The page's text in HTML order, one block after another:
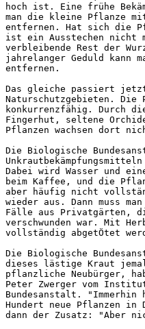
hoch ist. Eine frühe
man die kleine Pflanze mit
entfernen. Hat sich die
ist ein Ausstechen nicht
verbleibende Rest der
jahrelanger Geduld kann
entfernen.
Das gleiche passiert jetzt
Naturschutzgebieten.
konkurrenzfähig. Durch
Fingerhut, seltene
Pflanzen wachsen dort
Die Biologische
Dabei wird Wasser und
beim Kaffee, und die
aber häufig nicht
wieder aus. Dann muss
Fälle aus Privatgärten,
verschwunden war. Mit
vollständig abgetÖtet
Die Biologische
dieses lästige Kraut
pflanzliche Neubürger,
Peter Zwerger vom
Bundesanstalt.
Hundert neue Pflanzen in
dann der Zusatz: "Aber